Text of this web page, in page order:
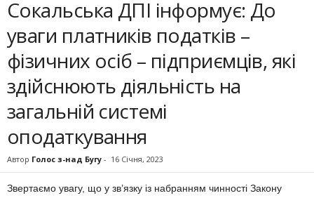
Сокальська ДПІ інформує: До
уваги платників податків –
фізичних осіб – підприємців, які
здійснюють діяльність на
загальній системі
оподаткування
Автор Голос з-над Бугу - 16 Січня, 2023
Звертаємо увагу, що у зв’язку із набранням чинності Закону